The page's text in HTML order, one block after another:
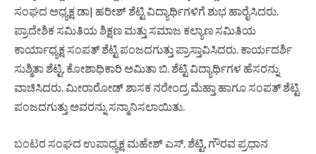
ಸಂಘದ ಅಧ್ಯಕ್ಷ ಡಾ| ಹರೀಶ್ ಶೆಟ್ಟಿ ವಿದ್ಯಾರ್ಥಿಗಳಿಗೆ ಶುಭ ಹಾರೈಸಿದರು.
ಪ್ರಾದೇಶಿಕ ಸಮಿತಿಯ ಶಿಕ್ಷಣ ಮತ್ತು ಸಮಾಜ ಕಲ್ಯಾಣ ಸಮಿತಿಯ
ಕಾರ್ಯಾಧ್ಯಕ್ಷ ಸಂಪತ್ ಶೆಟ್ಟಿ ಪಂಜದಗುತ್ತು ಪ್ರಾಸ್ತಾವಿಸಿದರು. ಕಾರ್ಯದರ್ಶಿ
ಸುಶ್ಮಿತಾ ಶೆಟ್ಟಿ, ಕೋಶಾಧಿಕಾರಿ ಅಮಿತಾ ಬಿ. ಶೆಟ್ಟಿ ವಿದ್ಯಾರ್ಥಿಗಳ ಹೆಸರನ್ನು
ವಾಚಿಸಿದರು. ಮೀರಾರೋಡ್ ಶಾಸಕ ನರೇಂದ್ರ ಮೆಹ್ತಾ ಹಾಗೂ ಸಂಪತ್ ಶೆಟ್ಟಿ
ಪಂಜದಗುತ್ತು ಅವರನ್ನು ಸನ್ಮಾನಿಸಲಾಯಿತು.
ಬಂಟರ ಸಂಘದ ಉಪಾಧ್ಯಕ್ಷ ಮಹೇಶ್ ಎಸ್. ಶೆಟ್ಟಿ, ಗೌರವ ಪ್ರಧಾನ